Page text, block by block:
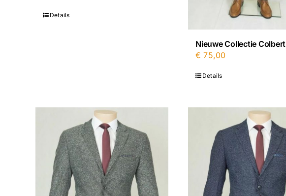
Details
Nieuwe Collectie Colbert
€ 75,00
Details